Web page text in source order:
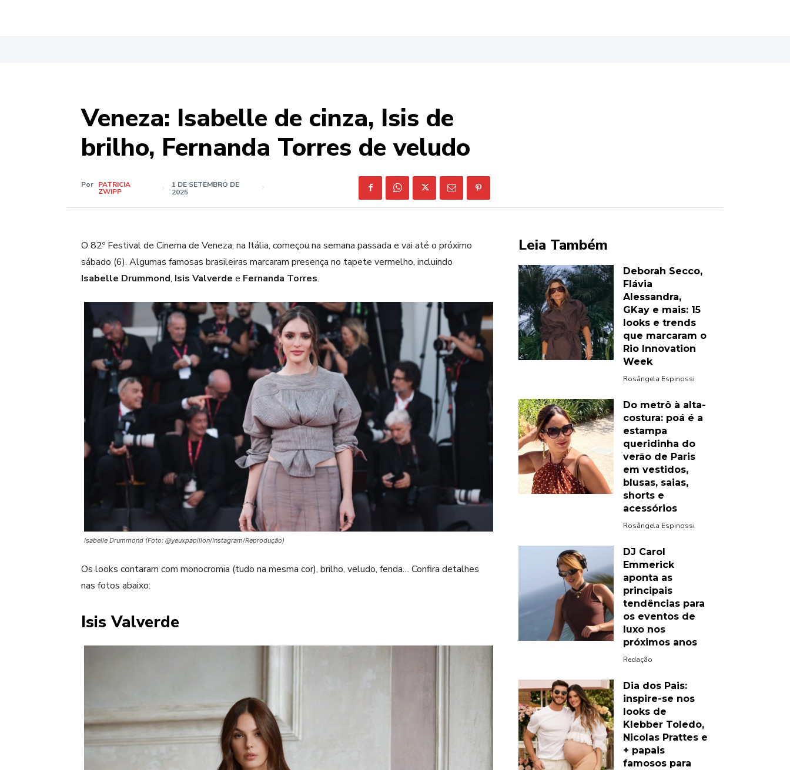
Veneza: Isabelle de cinza, Isis de
brilho, Fernanda Torres de veludo
Por PATRICIA
ZWIPP
1 DE SETEMBRO DE
2025
O 82º Festival de Cinema de Veneza, na Itália, começou na semana passada e vai até o próximo
sábado (6). Algumas famosas brasileiras marcaram presença no tapete vermelho, incluindo
Isabelle Drummond, Isis Valverde e Fernanda Torres.
Isabelle Drummond (Foto: @yeuxpapillon/Instagram/Reprodução)
Os looks contaram com monocromia (tudo na mesma cor), brilho, veludo, fenda… Confira detalhes
nas fotos abaixo:
Isis Valverde
Leia Também
Deborah Secco,
Flávia
Alessandra,
GKay e mais: 15
looks e trends
que marcaram o
Rio Innovation
Week
Rosângela Espinossi
Do metrô à alta-
costura: poá é a
estampa
queridinha do
verão de Paris
em vestidos,
blusas, saias,
shorts e
acessórios
Rosângela Espinossi
DJ Carol
Emmerick
aponta as
principais
tendências para
os eventos de
luxo nos
próximos anos
Redação
Dia dos Pais:
inspire-se nos
looks de
Klebber Toledo,
Nicolas Prattes e
+ papais
famosos para